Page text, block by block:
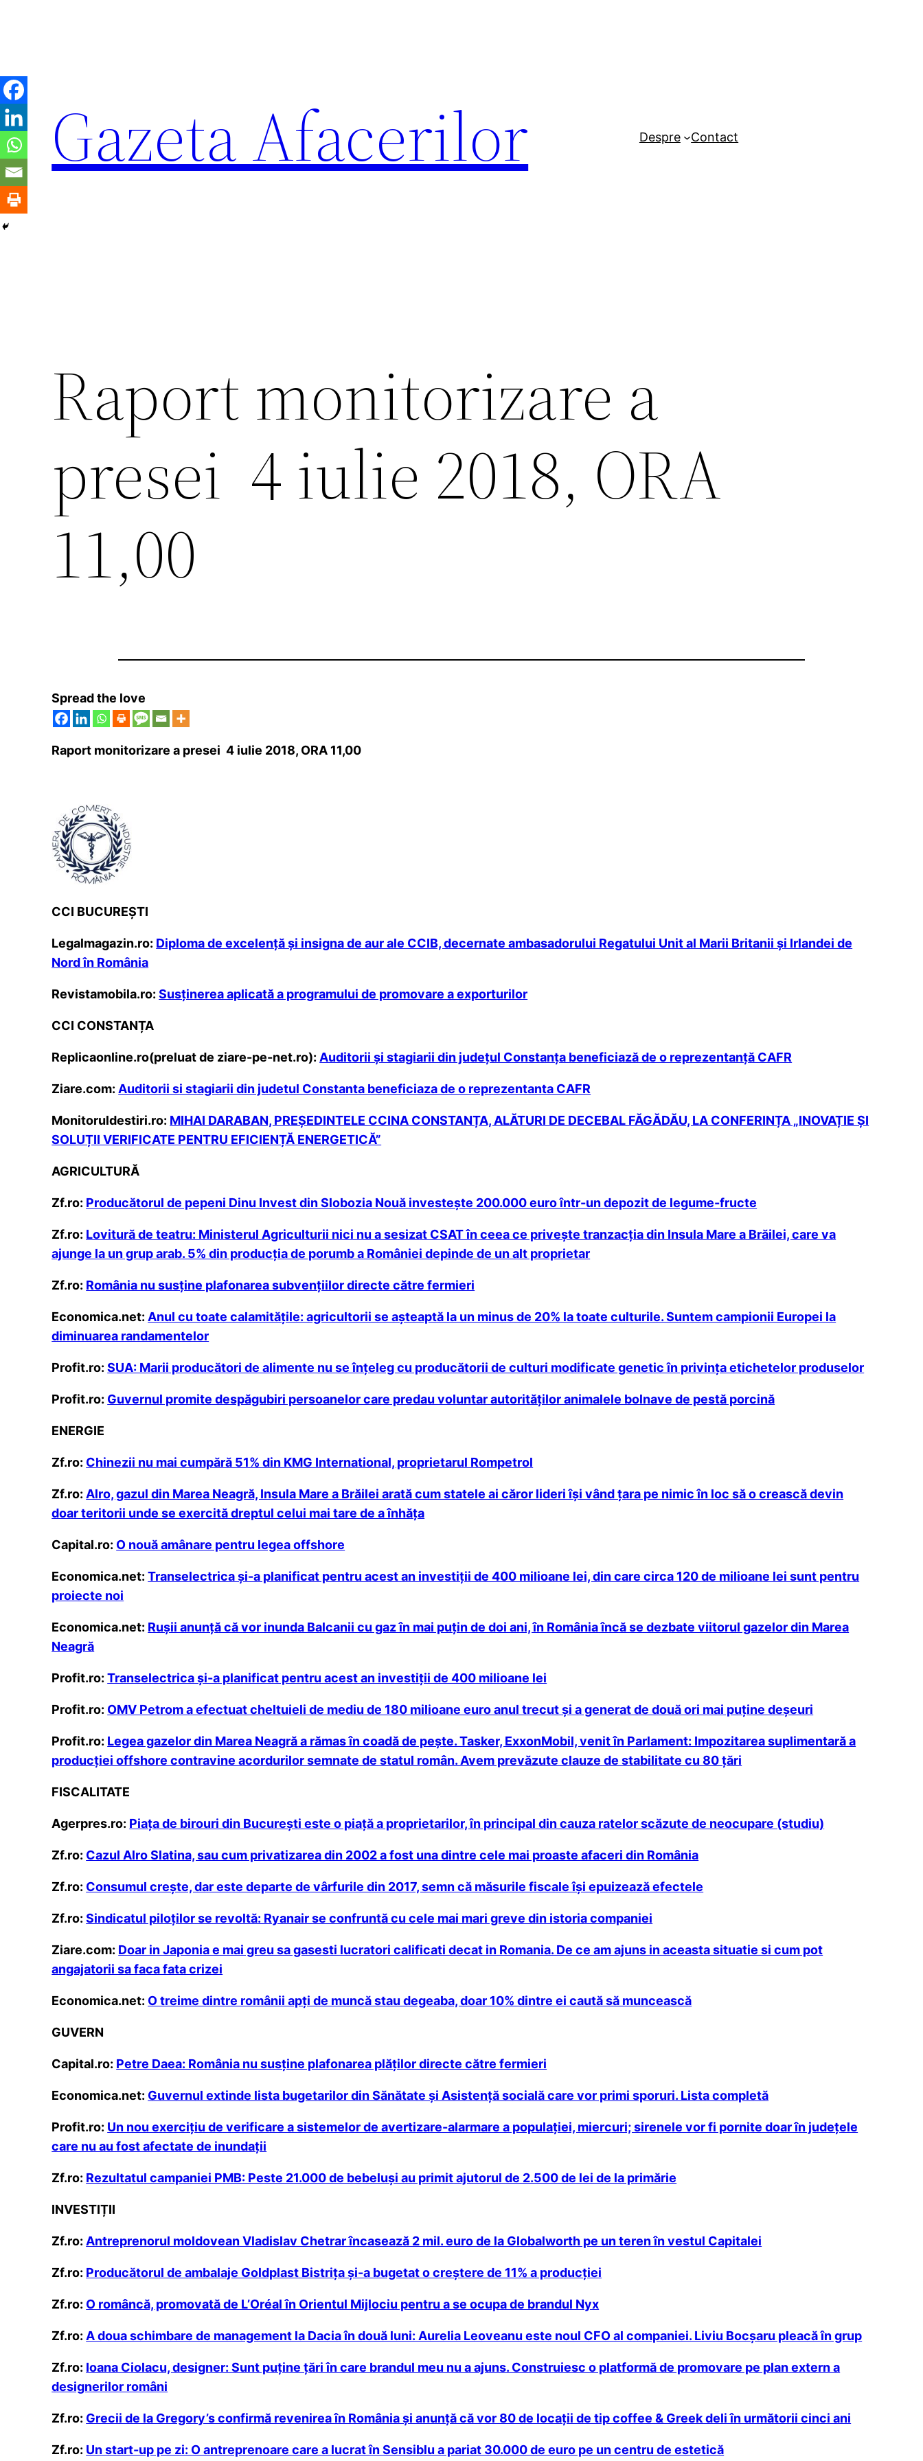
Gazeta Afacerilor Despre Contact
Raport monitorizare a
presei 4 iulie 2018, ORA
11,00
Spread the love
Raport monitorizare a presei 4 iulie 2018, ORA 11,00
CCI BUCUREȘTI
Legalmagazin.ro: Diploma de excelență și insigna de aur ale CCIB, decernate ambasadorului Regatului Unit al Marii Britanii și Irlandei de
Nord în România
Revistamobila.ro:Susținerea aplicată a programului de promovare a exporturilor
CCI CONSTANȚA
Replicaonline.ro(preluat de ziare-pe-net.ro): Auditorii şi stagiarii din judeţul Constanţa beneficiază de o reprezentanţă CAFR
Ziare.com: Auditorii si stagiarii din judetul Constanta beneficiaza de o reprezentanta CAFR
Monitoruldestiri.ro: MIHAI DARABAN, PREȘEDINTELE CCINA CONSTANȚA, ALĂTURI DE DECEBAL FĂGĂDĂU, LA CONFERINȚA „INOVAȚIE ȘI
SOLUȚII VERIFICATE PENTRU EFICIENȚĂ ENERGETICĂ”
AGRICULTURĂ
Zf.ro: Producătorul de pepeni Dinu Invest din Slobozia Nouă investeşte 200.000 euro într-un depozit de legume-fructe
Zf.ro: Lovitură de teatru: Ministerul Agriculturii nici nu a sesizat CSAT în ceea ce priveşte tranzacţia din Insula Mare a Brăilei, care va
ajunge la un grup arab. 5% din producţia de porumb a României depinde de un alt proprietar
Zf.ro: România nu susţine plafonarea subvenţiilor directe către fermieri
Economica.net: Anul cu toate calamităţile: agricultorii se aşteaptă la un minus de 20% la toate culturile. Suntem campionii Europei la
diminuarea randamentelor
Profit.ro:SUA: Marii producători de alimente nu se înțeleg cu producătorii de culturi modificate genetic în privința etichetelor produselor
Profit.ro: Guvernul promite despăgubiri persoanelor care predau voluntar autorităților animalele bolnave de pestă porcină
ENERGIE
Zf.ro: Chinezii nu mai cumpără 51% din KMG International, proprietarul Rompetrol
Zf.ro: Alro, gazul din Marea Neagră, Insula Mare a Brăilei arată cum statele ai căror lideri îşi vând ţara pe nimic în loc să o crească devin
doar teritorii unde se exercită dreptul celui mai tare de a înhăţa
Capital.ro: O nouă amânare pentru legea offshore
Economica.net:Transelectrica şi-a planificat pentru acest an investiţii de 400 milioane lei, din care circa 120 de milioane lei sunt pentru
proiecte noi
Economica.net: Ruşii anunţă că vor inunda Balcanii cu gaz în mai puţin de doi ani, în România încă se dezbate viitorul gazelor din Marea
Neagră
Profit.ro:Transelectrica și-a planificat pentru acest an investiții de 400 milioane lei
Profit.ro: OMV Petrom a efectuat cheltuieli de mediu de 180 milioane euro anul trecut și a generat de două ori mai puține deșeuri
Profit.ro: Legea gazelor din Marea Neagră a rămas în coadă de pește. Tasker, ExxonMobil, venit în Parlament: Impozitarea suplimentară a
producției offshore contravine acordurilor semnate de statul român. Avem prevăzute clauze de stabilitate cu 80 țări
FISCALITATE
Agerpres.ro: Piaţa de birouri din Bucureşti este o piaţă a proprietarilor, în principal din cauza ratelor scăzute de neocupare (studiu)
Zf.ro: Cazul Alro Slatina, sau cum privatizarea din 2002 a fost una dintre cele mai proaste afaceri din România
Zf.ro: Consumul creşte, dar este departe de vârfurile din 2017, semn că măsurile fiscale îşi epuizează efectele
Zf.ro:Sindicatul piloţilor se revoltă: Ryanair se confruntă cu cele mai mari greve din istoria companiei
Ziare.com: Doar in Japonia e mai greu sa gasesti lucratori calificati decat in Romania. De ce am ajuns in aceasta situatie si cum pot
angajatorii sa faca fata crizei
Economica.net: O treime dintre românii apţi de muncă stau degeaba, doar 10% dintre ei caută să muncească
GUVERN
Capital.ro: Petre Daea: România nu susţine plafonarea plăţilor directe către fermieri
Economica.net: Guvernul extinde lista bugetarilor din Sănătate şi Asistenţă socială care vor primi sporuri. Lista completă
Profit.ro: Un nou exercițiu de verificare a sistemelor de avertizare-alarmare a populației, miercuri; sirenele vor fi pornite doar în județele
care nu au fost afectate de inundații
Zf.ro: Rezultatul campaniei PMB: Peste 21.000 de bebeluşi au primit ajutorul de 2.500 de lei de la primărie
INVESTIȚII
Zf.ro: Antreprenorul moldovean Vladislav Chetrar încasează 2 mil. euro de la Globalworth pe un teren în vestul Capitalei
Zf.ro: Producătorul de ambalaje Goldplast Bistriţa şi-a bugetat o creştere de 11% a producţiei
Zf.ro: O româncă, promovată de L’Oréal în Orientul Mijlociu pentru a se ocupa de brandul Nyx
Zf.ro: A doua schimbare de management la Dacia în două luni: Aurelia Leoveanu este noul CFO al companiei. Liviu Bocşaru pleacă în grup
Zf.ro: Ioana Ciolacu, designer: Sunt puţine ţări în care brandul meu nu a ajuns. Construiesc o platformă de promovare pe plan extern a
designerilor români
Zf.ro: Grecii de la Gregory’s confirmă revenirea în România şi anunţă că vor 80 de locaţii de tip coffee & Greek deli în următorii cinci ani
Zf.ro: Un start-up pe zi: O antreprenoare care a lucrat în Sensiblu a pariat 30.000 de euro pe un centru de estetică